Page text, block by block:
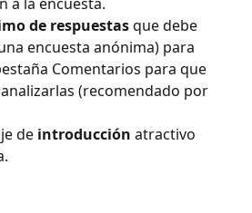
de respuestas que debe
encuesta anónima) para
Comentarios para que
(recomendado por
de introducción atractivo